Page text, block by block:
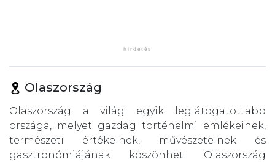
Olaszország
Olaszország a világ egyik leglátogatottabb
országa, melyet gazdag történelmi emlékeinek,
természeti értékeinek, művészeteinek és
gasztronómiájának köszönhet. Olaszország